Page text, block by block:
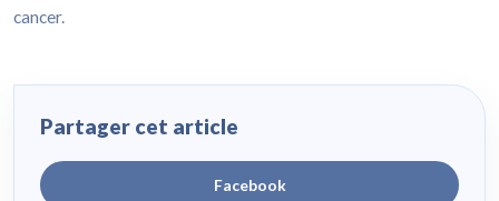
cancer.
Partager cet article
Facebook